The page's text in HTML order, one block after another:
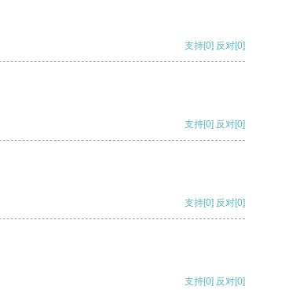
支持[0] 反对[0]
支持[0] 反对[0]
支持[0] 反对[0]
支持[0] 反对[0]